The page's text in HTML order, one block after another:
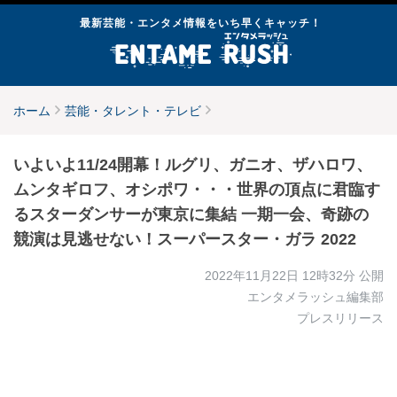
最新芸能・エンタメ情報をいち早くキャッチ！
ホーム 芸能・タレント・テレビ
いよいよ11/24開幕！ルグリ、ガニオ、ザハロワ、
ムンタギロフ、オシポワ・・・世界の頂点に君臨す
るスターダンサーが東京に集結 一期一会、奇跡の
競演は見逃せない！スーパースター・ガラ 2022
2022年11月22日 12時32分 公開
エンタメラッシュ編集部
プレスリリース